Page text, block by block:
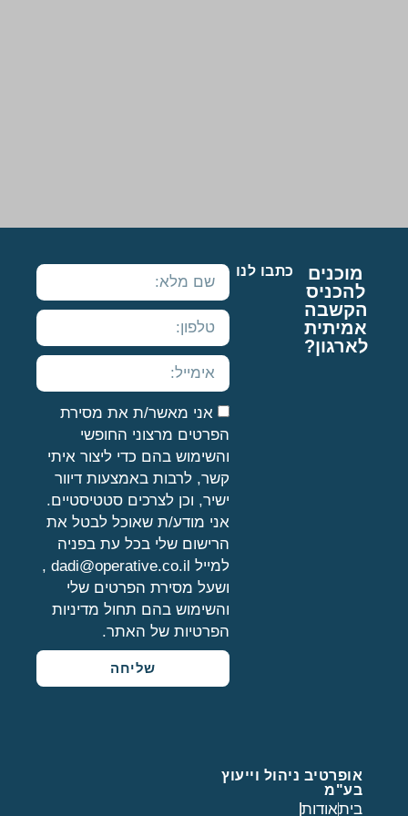
מוכנים
להכניס
הקשבה
אמיתית
לארגון?
כתבו לנו
אני מאשר/ת את מסירת
הפרטים מרצוני החופשי
והשימוש בהם כדי ליצור איתי
קשר, לרבות באמצעות דיוור
ישיר, וכן לצרכים סטטיסטיים.
אני מודע/ת שאוכל לבטל את
הרישום שלי בכל עת בפניה
למייל dadi@operative.co.il‬ ,
ושעל מסירת הפרטים שלי
והשימוש בהם תחול מדיניות
הפרטיות של האתר.
שליחה
אופרטיב ניהול וייעוץ
בע"מ
ביתאודות